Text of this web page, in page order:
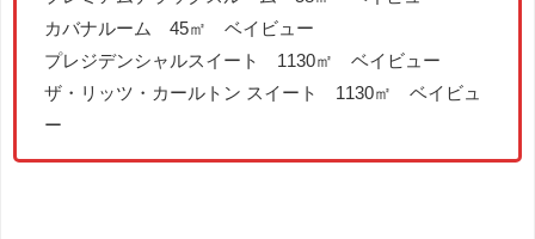
カバナルーム 45㎡ ベイビュー
プレジデンシャルスイート 1130㎡ ベイビュー
ザ・リッツ・カールトン スイート 1130㎡ ベイビュ
ー